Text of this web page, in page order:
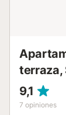
terraza,
9,1
7 opiniones